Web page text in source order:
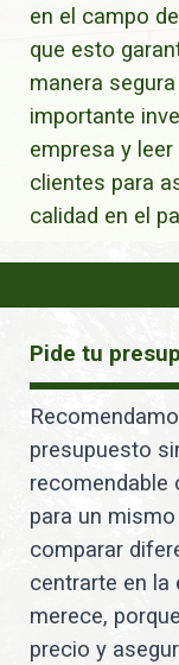
en el campo
que esto
manera
importante
empresa y
clientes para
calidad en el
Pide tu
presupuesto
recomendable
para un
comparar
centrarte en la
merece,
precio y